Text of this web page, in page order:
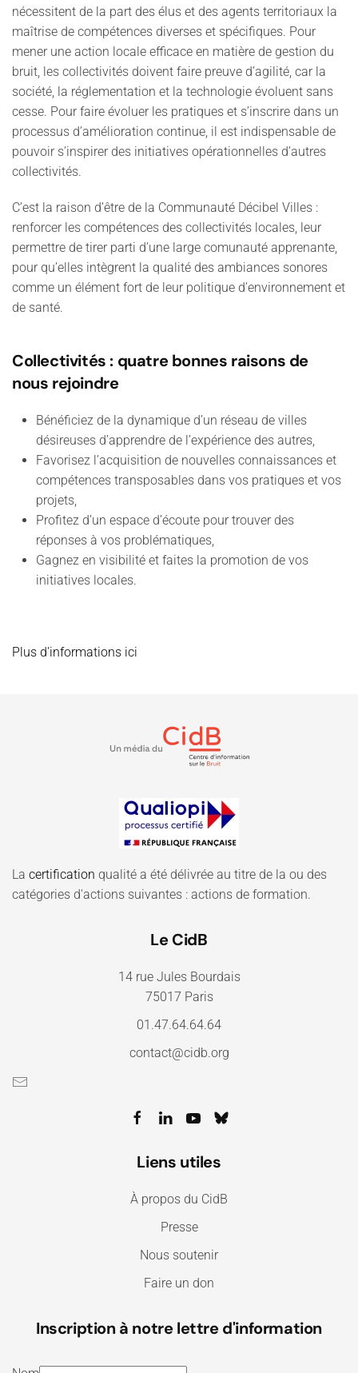
nécessitent de la part des élus et des agents territoriaux la
maîtrise de compétences diverses et spécifiques. Pour
mener une action locale efficace en matière de gestion du
bruit, les collectivités doivent faire preuve d’agilité, car la
société, la réglementation et la technologie évoluent sans
cesse. Pour faire évoluer les pratiques et s’inscrire dans un
processus d’amélioration continue, il est indispensable de
pouvoir s’inspirer des initiatives opérationnelles d’autres
collectivités.
C’est la raison d’être de la Communauté Décibel Villes :
renforcer les compétences des collectivités locales, leur
permettre de tirer parti d’une large comunauté apprenante,
pour qu’elles intègrent la qualité des ambiances sonores
comme un élément fort de leur politique d’environnement et
de santé.
Collectivités : quatre bonnes raisons de
nous rejoindre
Bénéficiez de la dynamique d’un réseau de villes
désireuses d’apprendre de l’expérience des autres,
Favorisez l’acquisition de nouvelles connaissances et
compétences transposables dans vos pratiques et vos
projets,
Profitez d’un espace d’écoute pour trouver des
réponses à vos problématiques,
Gagnez en visibilité et faites la promotion de vos
initiatives locales.
Plus d'informations ici
La certification qualité a été délivrée au titre de la ou des
catégories d'actions suivantes : actions de formation.
Le CidB
14 rue Jules Bourdais
75017 Paris
01.47.64.64.64
contact@cidb.org
Liens utiles
À propos du CidB
Presse
Nous soutenir
Faire un don
Inscription à notre lettre d'information